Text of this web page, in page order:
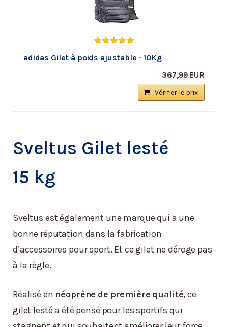
adidas Gilet à poids ajustable - 10Kg
367,99 EUR
Vérifier le prix
Sveltus Gilet lesté
15 kg
Sveltus est également une marque qui a une
bonne réputation dans la fabrication
d’accessoires pour sport. Et ce gilet ne déroge pas
à la règle.
Réalisé en néoprène de première qualité, ce
gilet lesté a été pensé pour les sportifs qui